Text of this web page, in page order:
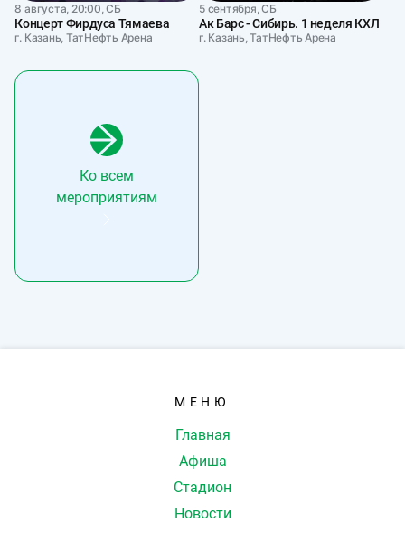
8 августа, 20:00, СБ
Концерт Фирдуса Тямаева
г. Казань, ТатНефть Арена
5 сентября, СБ
Ак Барс - Сибирь. 1 неделя КХЛ
г. Казань, ТатНефть Арена
Ко всем
мероприятиям
МЕНЮ
Главная
Афиша
Стадион
Новости